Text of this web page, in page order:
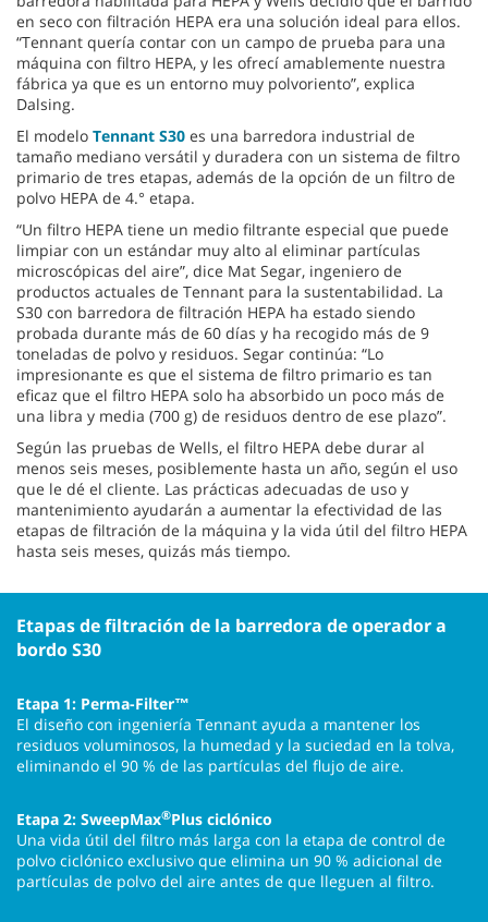
en seco con filtración HEPA era una solución ideal para ellos.
“Tennant quería contar con un campo de prueba para una
máquina con filtro HEPA, y les ofrecí amablemente nuestra
fábrica ya que es un entorno muy polvoriento”, explica
Dalsing.
El modelo Tennant S30 es una barredora industrial de
tamaño mediano versátil y duradera con un sistema de filtro
primario de tres etapas, además de la opción de un filtro de
polvo HEPA de 4.° etapa.
“Un filtro HEPA tiene un medio filtrante especial que puede
limpiar con un estándar muy alto al eliminar partículas
microscópicas del aire”, dice Mat Segar, ingeniero de
productos actuales de Tennant para la sustentabilidad. La
S30 con barredora de filtración HEPA ha estado siendo
probada durante más de 60 días y ha recogido más de 9
toneladas de polvo y residuos. Segar continúa: “Lo
impresionante es que el sistema de filtro primario es tan
eficaz que el filtro HEPA solo ha absorbido un poco más de
una libra y media (700 g) de residuos dentro de ese plazo”.
Según las pruebas de Wells, el filtro HEPA debe durar al
menos seis meses, posiblemente hasta un año, según el uso
que le dé el cliente. Las prácticas adecuadas de uso y
mantenimiento ayudarán a aumentar la efectividad de las
etapas de filtración de la máquina y la vida útil del filtro HEPA
hasta seis meses, quizás más tiempo.
Etapas de filtración de la barredora de operador a
bordo S30
Etapa 1: Perma-Filter™
El diseño con ingeniería Tennant ayuda a mantener los
residuos voluminosos, la humedad y la suciedad en la tolva,
eliminando el 90 % de las partículas del flujo de aire.
Etapa 2: SweepMax®Plus ciclónico
Una vida útil del filtro más larga con la etapa de control de
polvo ciclónico exclusivo que elimina un 90 % adicional de
partículas de polvo del aire antes de que lleguen al filtro.